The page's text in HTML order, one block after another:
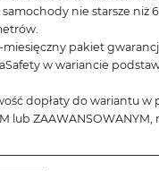
nie starsze niż
miesięczny pakiet
w wariancie
dopłaty do wariantu w
lub